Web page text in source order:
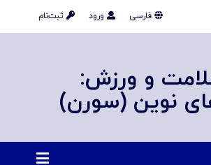
ثبت‌نام ورود فارسی
و ورزش:
نوین (سورن)